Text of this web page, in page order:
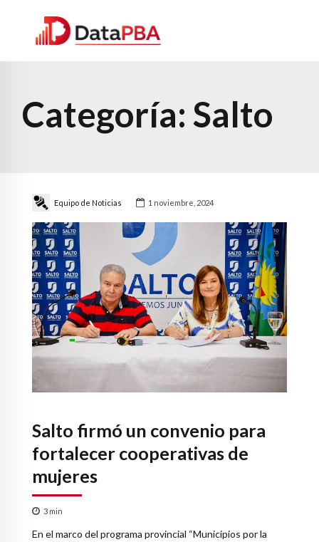
Categoría: Salto
Equipo de Noticias 1 noviembre, 2024
Salto firmó un convenio para
fortalecer cooperativas de
mujeres
3 min
En el marco del programa provincial “Municipios por la